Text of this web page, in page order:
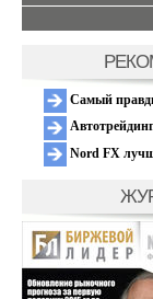
Самый
Nord FX